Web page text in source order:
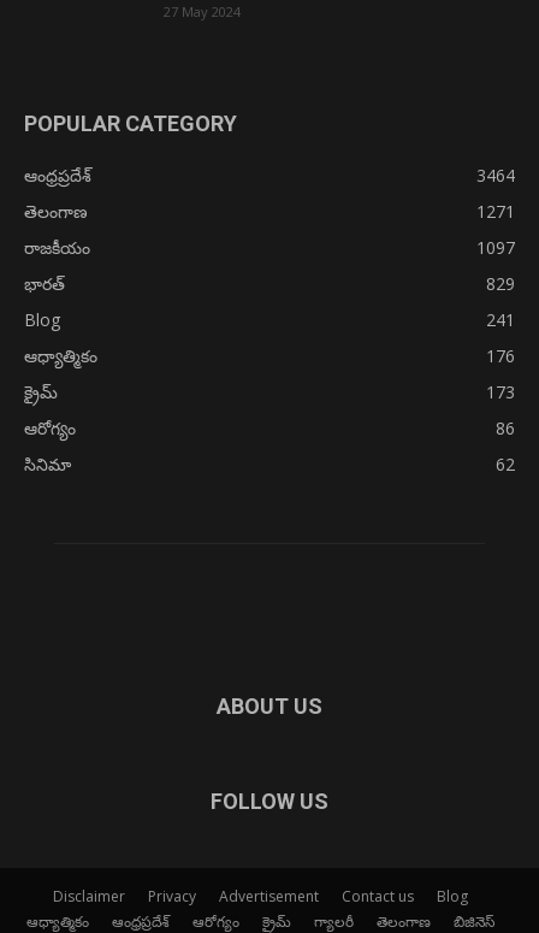
27 May 2024
POPULAR CATEGORY
ఆంధ్రప్రదేశ్
3464
తెలంగాణ
1271
రాజకీయం
1097
భారత్
829
Blog
241
ఆధ్యాత్మికం
176
క్రైమ్
173
ఆరోగ్యం
86
సినిమా
62
ABOUT US
FOLLOW US
Disclaimer Privacy Advertisement Contact us
Blog
ఆధ్యాత్మికం
ఆంధ్రప్రదేశ్ ఆరోగ్యం క్రైమ్ గ్యాలరీ తెలంగాణ బిజినెస్